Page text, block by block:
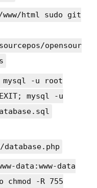
html sudo git
opensour
mysql -u root
EXIT; mysql -u
data:www-data
chmod -R 755